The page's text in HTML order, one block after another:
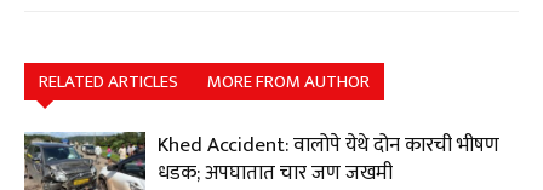
RELATED ARTICLES MORE FROM AUTHOR
Khed Accident: वालोपे येथे दोन कारची भीषण
धडक; अपघातात चार जण जखमी